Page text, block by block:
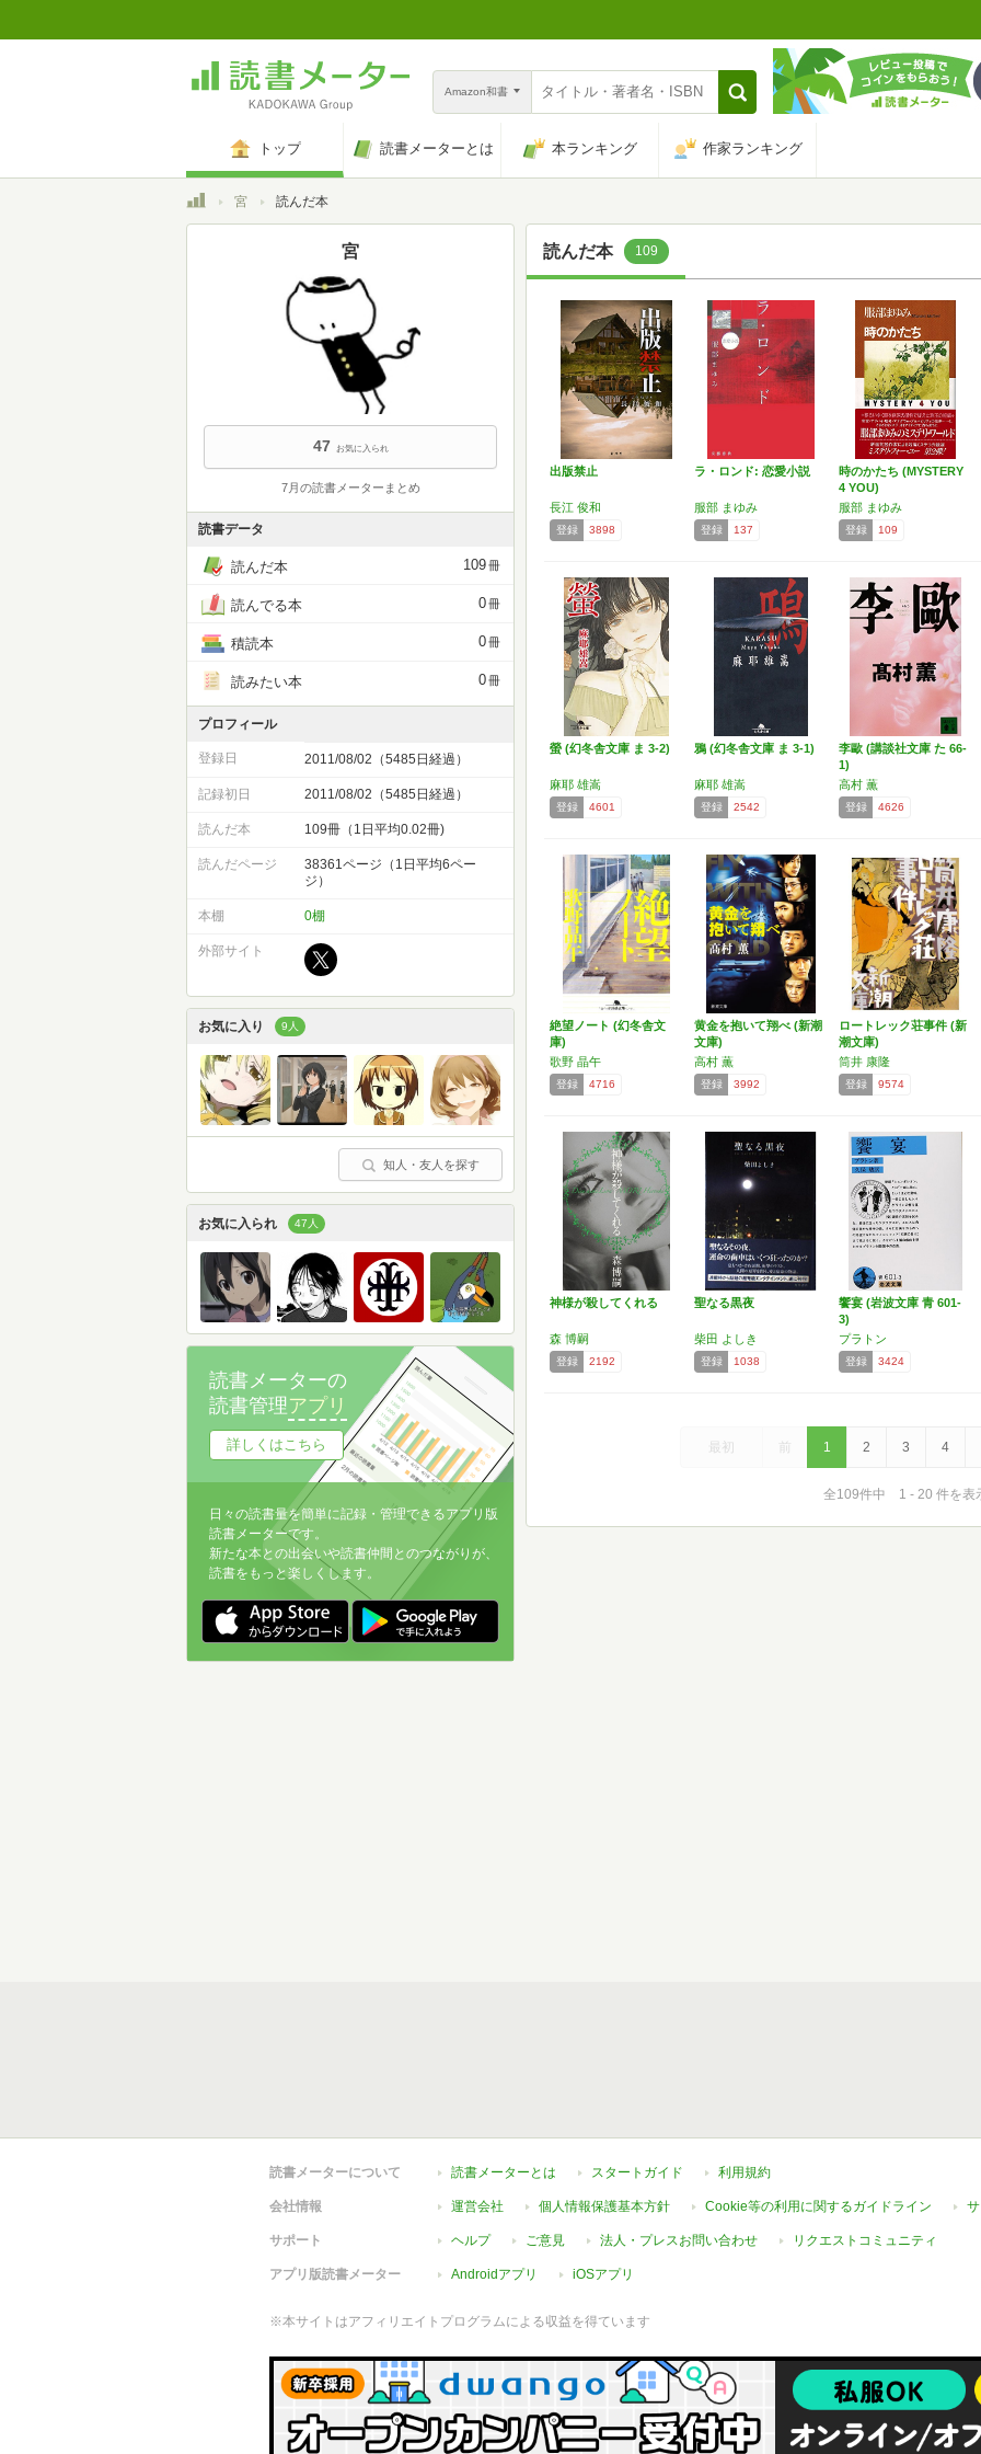
Amazon和書
トップ 読書メーターとは 本ランキング 作家ランキング
トップ
宮 読んだ本
読んだ本 109
出版禁止
長江 俊和
登録 3898
ラ・ロンド: 恋愛小説
服部 まゆみ
登録 137
時のかたち (MYSTERY
4 YOU)
服部 まゆみ
登録 109
螢 (幻冬舎文庫 ま 3-2)
麻耶 雄嵩
登録 4601
鴉 (幻冬舎文庫 ま 3-1)
麻耶 雄嵩
登録 2542
李歐 (講談社文庫 た 66-
1)
高村 薫
登録 4626
絶望ノート (幻冬舎文
庫)
歌野 晶午
登録 4716
黄金を抱いて翔べ (新潮
文庫)
高村 薫
登録 3992
ロートレック荘事件 (新
潮文庫)
筒井 康隆
登録 9574
神様が殺してくれる
森 博嗣
登録 2192
聖なる黒夜
柴田 よしき
登録 1038
饗宴 (岩波文庫 青 601-
3)
プラトン
登録 3424
最初 前 1 2 3 4
全109件中 1 - 20 件を表
宮
47 お気に入られ
7月の読書メーターまとめ
読書データ
読んだ本 109冊
読んでる本 0冊
積読本 0冊
読みたい本 0冊
プロフィール
登録日 2011/08/02（5485日経過）
記録初日 2011/08/02（5485日経過）
読んだ本 109冊（1日平均0.02冊)
読んだページ
38361ページ（1日平均6ペー
ジ）
本棚 0棚
外部サイト
お気に入り 9人
知人・友人を探す
お気に入られ 47人
読書メーターの
読書管理アプリ
詳しくはこちら
日々の読書量を簡単に記録・管理できるアプリ版
読書メーターです。
新たな本との出会いや読書仲間とのつながりが、
読書をもっと楽しくします。
読書メーターについて 読書メーターとは スタートガイド 利用規約
会社情報 運営会社 個人情報保護基本方針 Cookie等の利用に関するガイドライン
サポート ヘルプ ご意見 法人・プレスお問い合わせ リクエストコミュニティ
アプリ版読書メーター Androidアプリ iOSアプリ
※本サイトはアフィリエイトプログラムによる収益を得ています